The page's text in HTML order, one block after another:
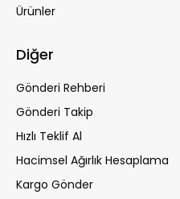
Ürünler
Diğer
Gönderi Rehberi
Gönderi Takip
Hızlı Teklif Al
Hacimsel Ağırlık Hesaplama
Kargo Gönder